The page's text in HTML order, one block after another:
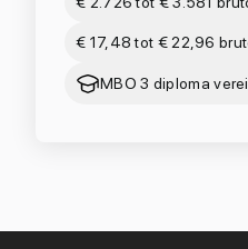
€ 17,48 tot € 22,96
MBO 3 diploma